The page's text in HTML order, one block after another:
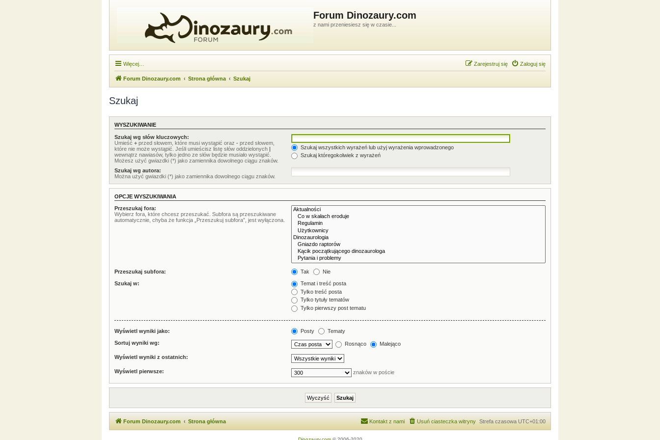
Forum Dinozaury.com
z nami przeniesiesz się w czasie...
Więcej… Zaloguj się
Zarejestruj się
Forum Dinozaury.com Strona główna Szukaj
Szukaj
WYSZUKIWANIE
Szukaj wg słów kluczowych:
Umieść + przed słowem, które musi wystąpić oraz - przed słowem,
które nie może wystąpić. Jeśli umieścisz listę słów oddzielonych |
wewnątrz nawiasów, tylko jedno ze słów będzie musiało wystąpić.
Możesz użyć gwiazdki (*) jako zamiennika dowolnego ciągu znaków.
Szukaj wszystkich wyrażeń lub użyj wyrażenia wprowadzonego
Szukaj któregokolwiek z wyrażeń
Szukaj wg autora:
Można użyć gwiazdki (*) jako zamiennika dowolnego ciągu znaków.
OPCJE WYSZUKIWANIA
Przeszukaj fora:
Wybierz fora, które chcesz przeszukać. Subfora są przeszukiwane
automatycznie, chyba że funkcja „Przeszukuj subfora”, jest wyłączona.
Przeszukaj subfora: Tak Nie
Szukaj w:
Temat i treść posta
Tylko treść posta
Tylko tytuły tematów
Tylko pierwszy post tematu
Wyświetl wyniki jako: Posty Tematy
Sortuj wyniki wg: Rosnąco Malejąco
Wyświetl wyniki z ostatnich:
Wyświetl pierwsze: znaków w poście
Forum Dinozaury.com Strona główna Strefa czasowa UTC+01:00
Usuń ciasteczka witryny
Kontakt z nami